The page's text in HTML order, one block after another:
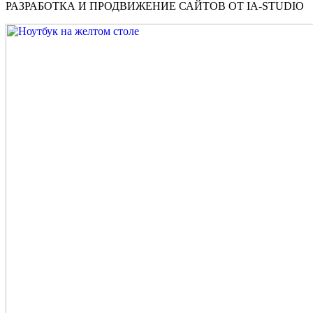
РАЗРАБОТКА И ПРОДВИЖЕНИЕ САЙТОВ ОТ IA-STUDIO